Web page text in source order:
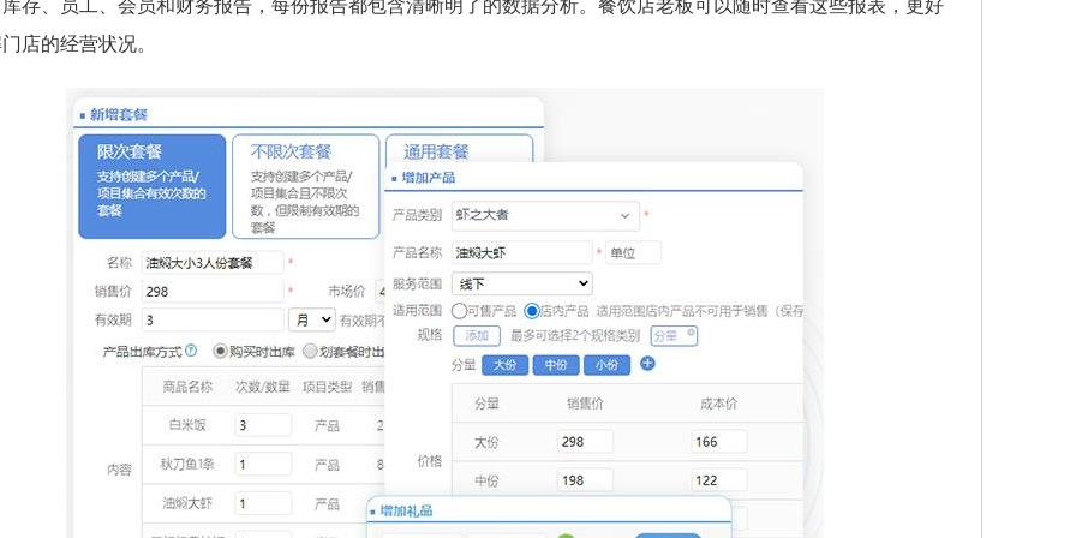
存、员工、会员和财务报告，每份报告都包含清晰明了的数据分析。餐饮店老板可以随时查看这些报表，更好
店的经营状况。